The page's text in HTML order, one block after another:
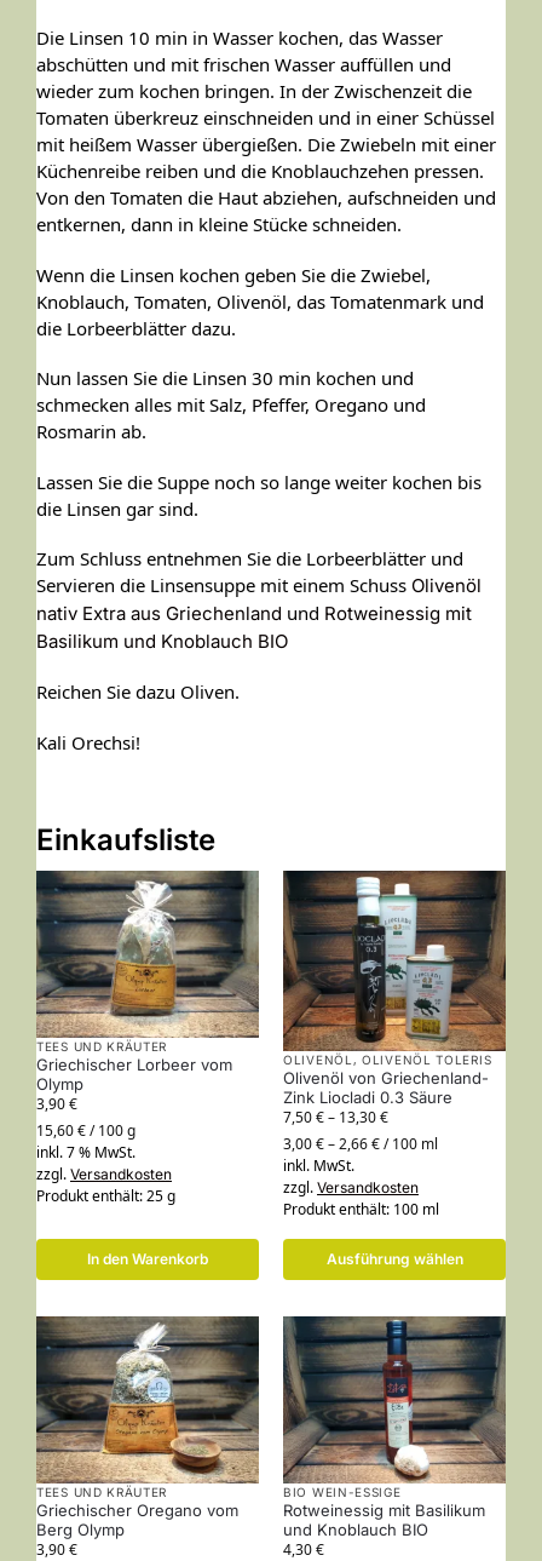
Die Linsen 10 min in Wasser kochen, das Wasser
abschütten und mit frischen Wasser auffüllen und
wieder zum kochen bringen. In der Zwischenzeit die
Tomaten überkreuz einschneiden und in einer Schüssel
mit heißem Wasser übergießen. Die Zwiebeln mit einer
Küchenreibe reiben und die Knoblauchzehen pressen.
Von den Tomaten die Haut abziehen, aufschneiden und
entkernen, dann in kleine Stücke schneiden.
Wenn die Linsen kochen geben Sie die Zwiebel,
Knoblauch, Tomaten, Olivenöl, das Tomatenmark und
die Lorbeerblätter dazu.
Nun lassen Sie die Linsen 30 min kochen und
schmecken alles mit Salz, Pfeffer, Oregano und
Rosmarin ab.
Lassen Sie die Suppe noch so lange weiter kochen bis
die Linsen gar sind.
Zum Schluss entnehmen Sie die Lorbeerblätter und
Servieren die Linsensuppe mit einem Schuss Olivenöl
nativ Extra aus Griechenland und Rotweinessig mit
Basilikum und Knoblauch BIO
Reichen Sie dazu Oliven.
Kali Orechsi!
Einkaufsliste
TEES UND KRÄUTER
Griechischer Lorbeer vom
Olymp
3,90€
15,60€/100g
inkl. 7 % MwSt.
zzgl. Versandkosten
Produkt enthält: 25g
In den Warenkorb
OLIVENÖL ,OLIVENÖL TOLERIS
Olivenöl von Griechenland-
Zink Liocladi 0.3 Säure
7,50€– 13,30€
3,00€–2,66€/100 ml
inkl. MwSt.
zzgl. Versandkosten
Produkt enthält: 100 ml
Ausführung wählen
TEES UND KRÄUTER
Griechischer Oregano vom
Berg Olymp
3,90€
BIO WEIN-ESSIGE
Rotweinessig mit Basilikum
und Knoblauch BIO
4,30€